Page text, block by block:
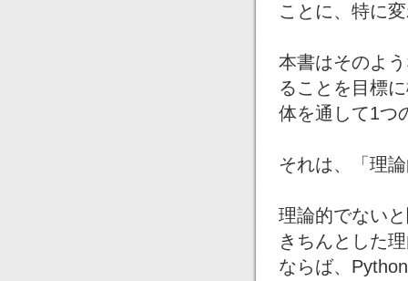
ことに、特に
本書はそのよ
ることを目標
体を通して1つ
それは、「理
理論的でない
きちんとした
ならば、